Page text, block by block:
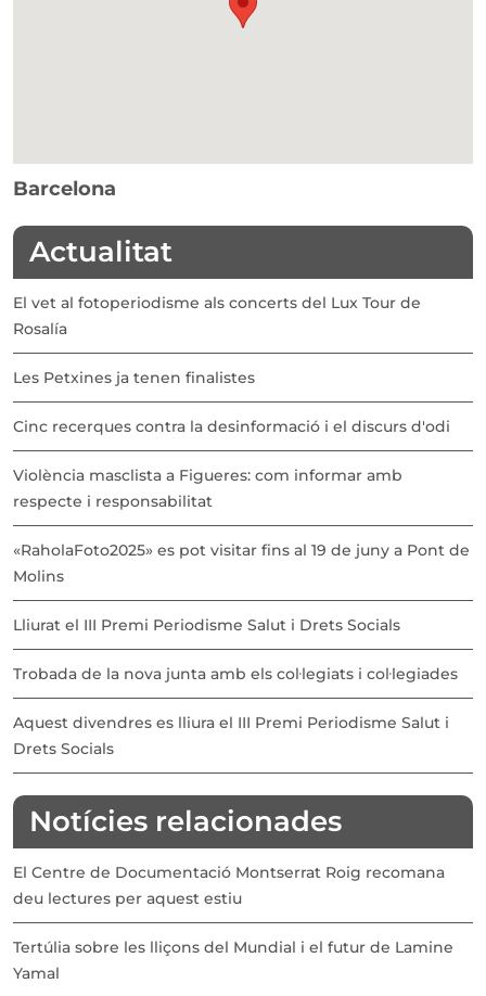
Barcelona
Actualitat
El vet al fotoperiodisme als concerts del Lux Tour de
Rosalía
Les Petxines ja tenen finalistes
Cinc recerques contra la desinformació i el discurs d'odi
Violència masclista a Figueres: com informar amb
respecte i responsabilitat
«RaholaFoto2025» es pot visitar fins al 19 de juny a Pont de
Molins
Lliurat el III Premi Periodisme Salut i Drets Socials
Trobada de la nova junta amb els col·legiats i col·legiades
Aquest divendres es lliura el III Premi Periodisme Salut i
Drets Socials
Notícies relacionades
El Centre de Documentació Montserrat Roig recomana
deu lectures per aquest estiu
Tertúlia sobre les lliçons del Mundial i el futur de Lamine
Yamal